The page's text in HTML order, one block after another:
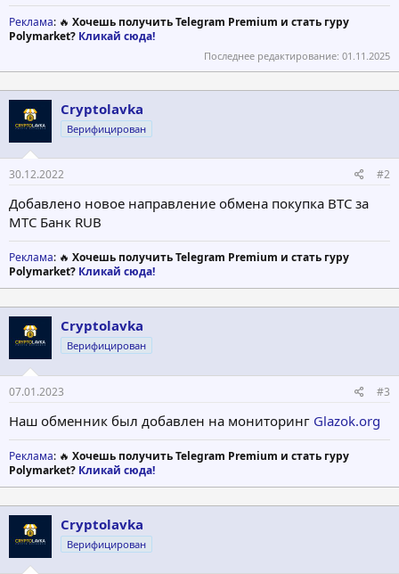
Реклама: 🔥 Хочешь получить Telegram Premium и стать гуру
Polymarket? Кликай сюда!
Последнее редактирование: 01.11.2025
Cryptolavka
Верифицирован
30.12.2022 #2
Добавлено новое направление обмена покупка BTC за
МТС Банк RUB
Реклама: 🔥 Хочешь получить Telegram Premium и стать гуру
Polymarket? Кликай сюда!
Cryptolavka
Верифицирован
07.01.2023 #3
Наш обменник был добавлен на мониторинг Glazok.org
Реклама: 🔥 Хочешь получить Telegram Premium и стать гуру
Polymarket? Кликай сюда!
Cryptolavka
Верифицирован